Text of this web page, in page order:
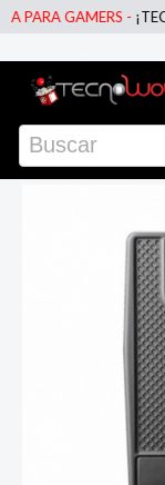
GAMERS -